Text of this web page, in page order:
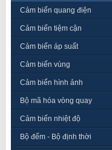
Cảm biến quang điện
Cảm biến tiệm cận
Cảm biến áp suất
Cảm biến vùng
Cảm biến hình ảnh
Bộ mã hóa vòng quay
Cảm biến nhiệt độ
Bộ đếm - Bộ định thời